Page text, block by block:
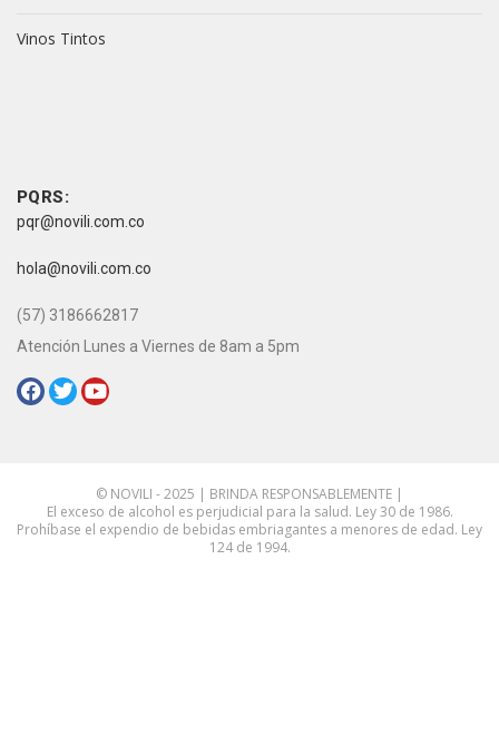
Vinos Tintos
PQRS:
pqr@novili.com.co
hola@novili.com.co
(57) 3186662817
Atención Lunes a Viernes de 8am a 5pm
© NOVILI - 2025 | BRINDA RESPONSABLEMENTE |
El exceso de alcohol es perjudicial para la salud. Ley 30 de 1986.
Prohíbase el expendio de bebidas embriagantes a menores de edad. Ley
124 de 1994.